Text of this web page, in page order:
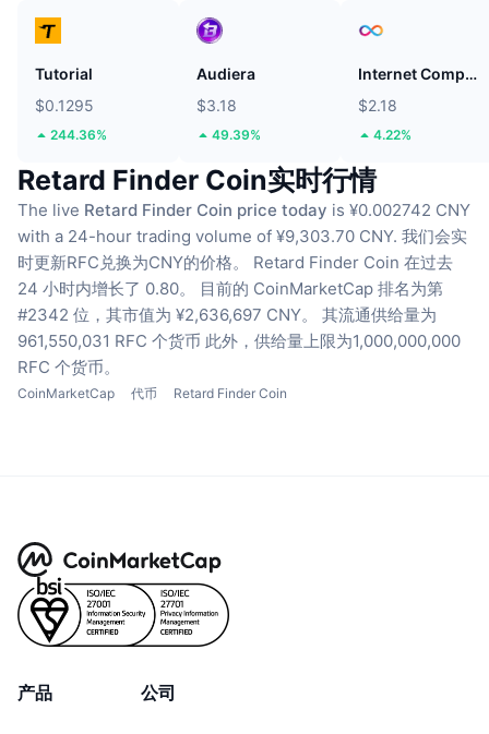
Tutorial
$0.1295
244.36%
Audiera
$3.18
49.39%
Internet Computer
$2.18
4.22%
Retard Finder Coin实时行情
The live Retard Finder Coin price today is ¥0.002742 CNY
with a 24-hour trading volume of ¥9,303.70 CNY. 我们会实
时更新RFC兑换为CNY的价格。
Retard Finder Coin 在过去
24 小时内增长了 0.80。
目前的 CoinMarketCap 排名为第
#2342 位，其市值为 ¥2,636,697 CNY。
其流通供给量为
961,550,031 RFC 个货币 此外，供给量上限为1,000,000,000
RFC 个货币。
CoinMarketCap 代币 Retard Finder Coin
产品 公司